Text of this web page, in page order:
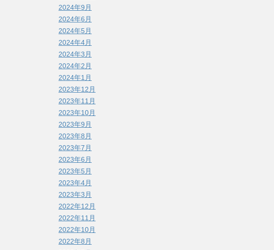
2024年9月
2024年6月
2024年5月
2024年4月
2024年3月
2024年2月
2024年1月
2023年12月
2023年11月
2023年10月
2023年9月
2023年8月
2023年7月
2023年6月
2023年5月
2023年4月
2023年3月
2022年12月
2022年11月
2022年10月
2022年8月